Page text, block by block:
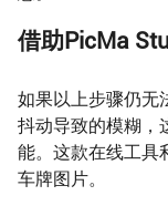
借助PicMa
如果以上步骤仍无
抖动导致的模糊，
能。这款在线工具
车牌图片。